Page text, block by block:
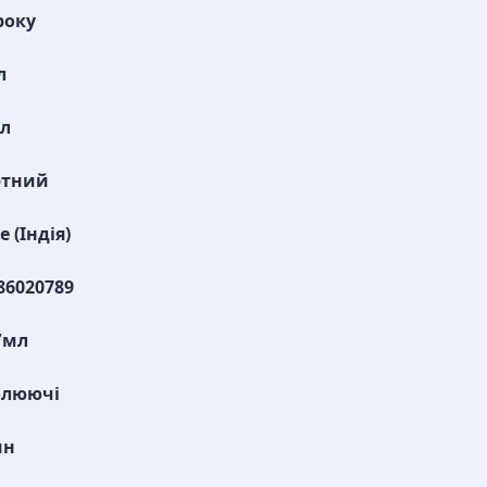
(Індія)